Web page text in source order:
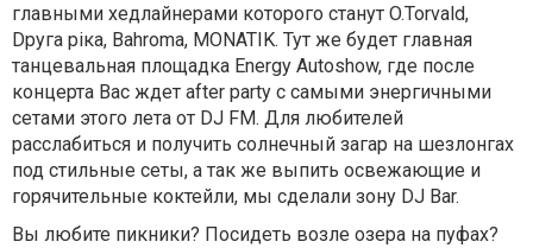
главными хедлайнерами которого станут O.Torvald,
Dруга рiка, Bahroma, MONATIK. Тут же будет главная
танцевальная площадка Energy Autoshow, где после
концерта Вас ждет after party с самыми энергичными
сетами этого лета от DJ FM. Для любителей
расслабиться и получить солнечный загар на шезлонгах
под стильные сеты, а так же выпить освежающие и
горячительные коктейли, мы сделали зону DJ Bar.
Вы любите пикники? Посидеть возле озера на пуфах?